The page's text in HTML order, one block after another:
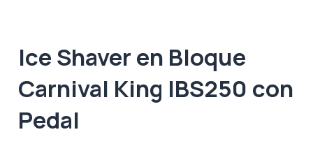
Ice Shaver en Bloque
Carnival King IBS250 con
Pedal